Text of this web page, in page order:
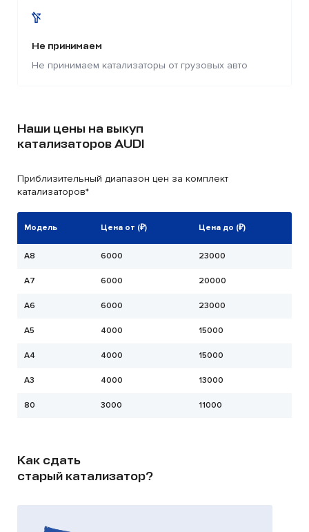
Не принимаем
Не принимаем катализаторы от грузовых авто
Наши цены на выкуп
катализаторов AUDI
Приблизительный диапазон цен за комплект
катализаторов*
Модель Цена от (₽) Цена до (₽)
A8 6000 23000
А7 6000 20000
A6 6000 23000
А5 4000 15000
A4 4000 15000
A3 4000 13000
80 3000 11000
Как сдать
старый катализатор?